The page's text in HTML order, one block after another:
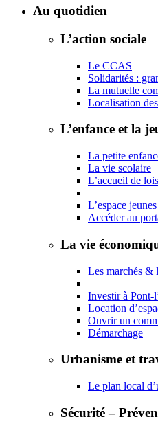
Au quotidien
L’action sociale
Le CCAS
Solidarités :
La mutuelle
Localisation
L’enfance et la
La petite
La vie scolaire
L’accueil de
L’espace jeunes
Accéder au
La vie
Les marchés &
Investir à Pont-
Location
Ouvrir un
Démarchage
Urbanisme et
Le plan local
Sécurité –